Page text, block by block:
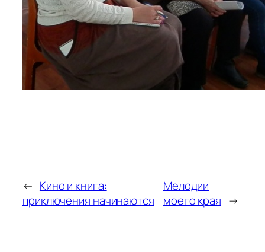
← Кино и книга:
приключения начинаются
Мелодии
моего края →